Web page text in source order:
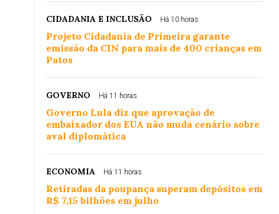
CIDADANIA E INCLUSÃO Há 10 horas
Projeto Cidadania de Primeira garante
emissão da CIN para mais de 400 crianças em
Patos
GOVERNO Há 11 horas
Governo Lula diz que aprovação de
embaixador dos EUA não muda cenário sobre
aval diplomática
ECONOMIA Há 11 horas
Retiradas da poupança superam depósitos em
R$ 7,15 bilhões em julho